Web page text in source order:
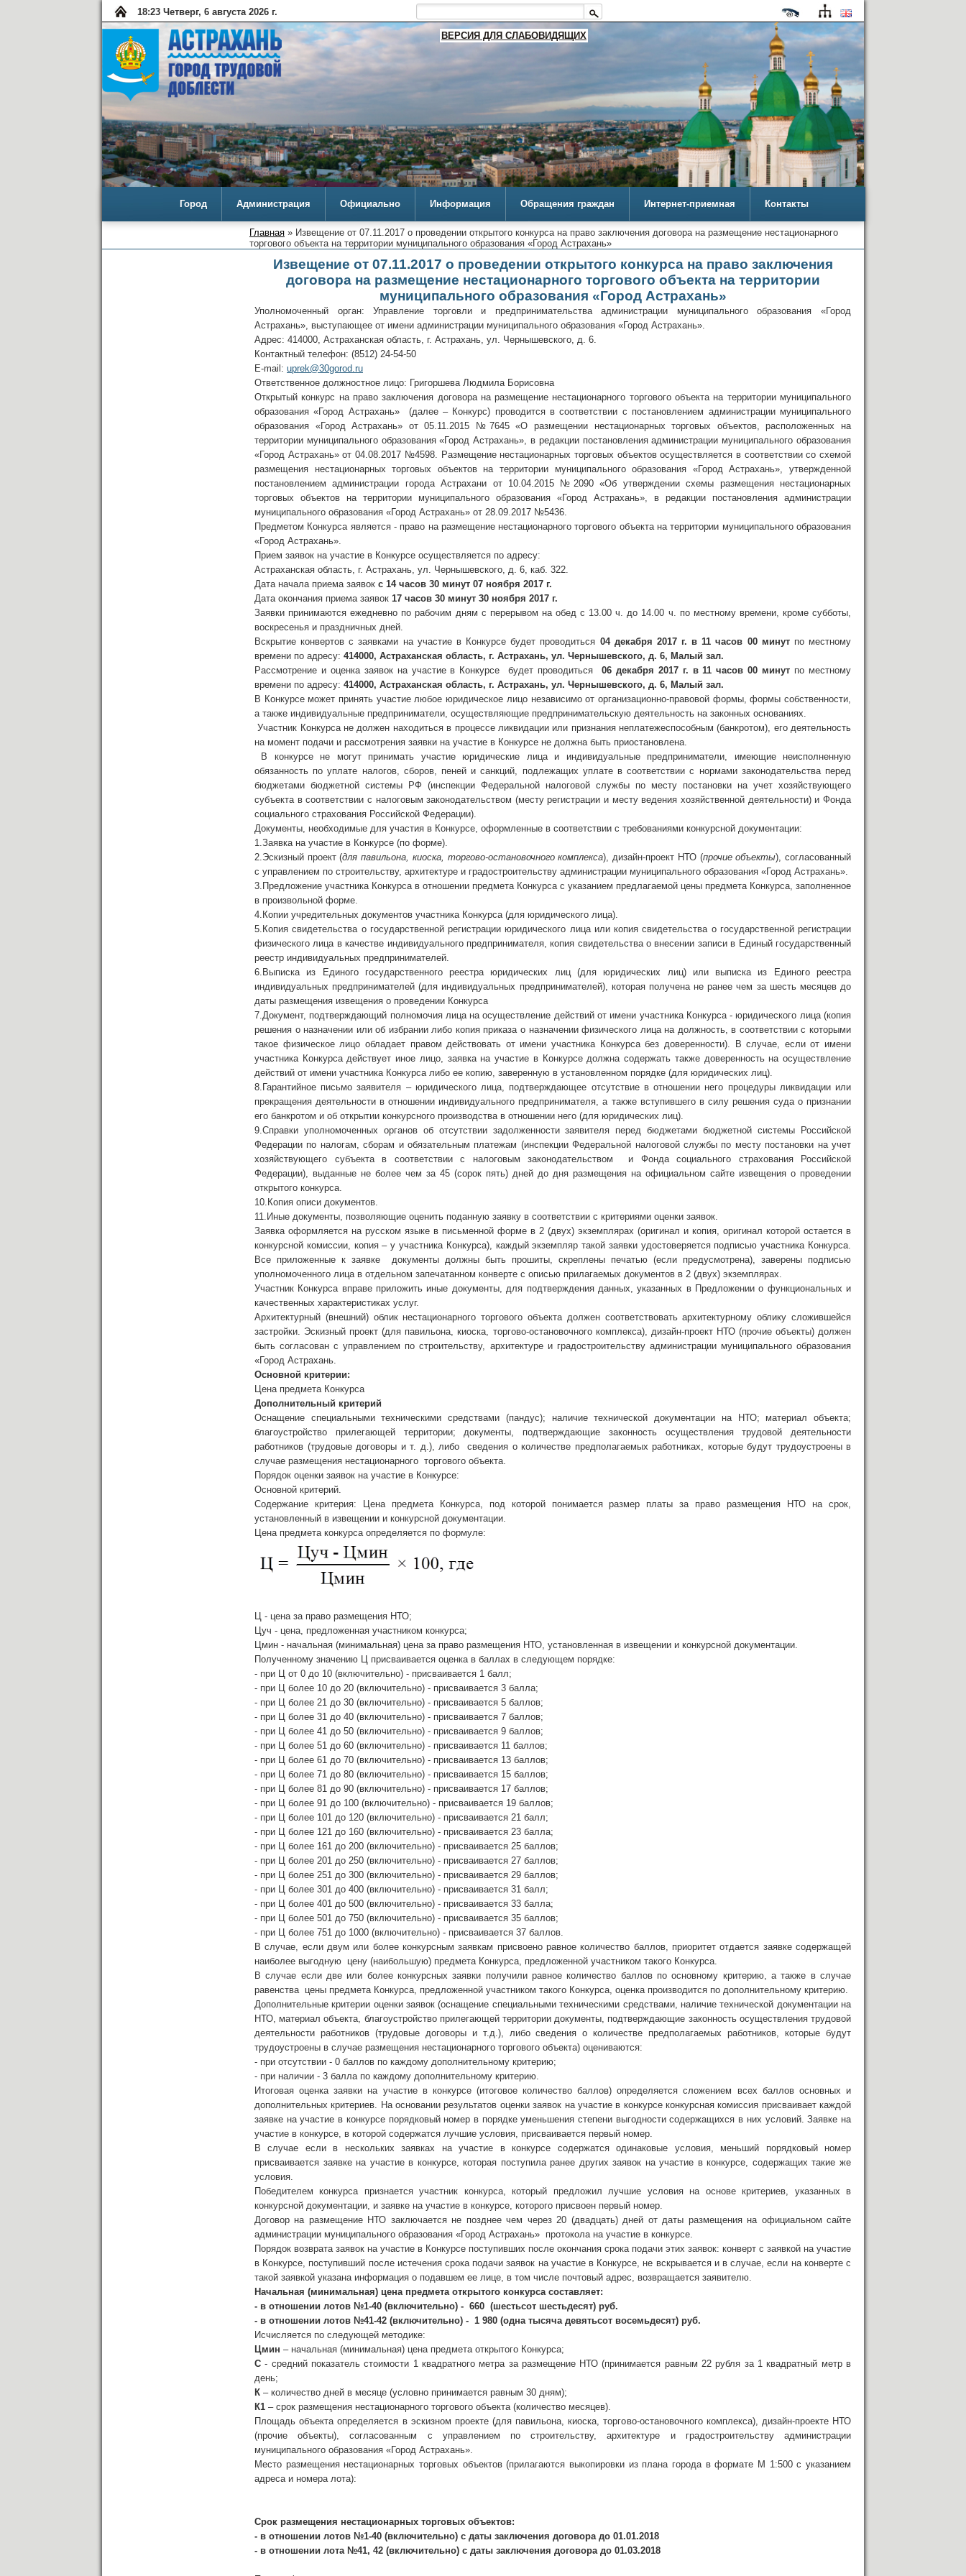
18:23 Четверг, 6 августа 2026 г.
ВЕРСИЯ ДЛЯ СЛАБОВИДЯЩИХ
Город Администрация Официально Информация Обращения граждан Интернет-приемная Контакты
Главная » Извещение от 07.11.2017 о проведении открытого конкурса на право заключения договора на размещение нестационарного
торгового объекта на территории муниципального образования «Город Астрахань»
Извещение от 07.11.2017 о проведении открытого конкурса на право заключения
договора на размещение нестационарного торгового объекта на территории
муниципального образования «Город Астрахань»
Уполномоченный орган: Управление торговли и предпринимательства администрации муниципального образования «Город
Астрахань», выступающее от имени администрации муниципального образования «Город Астрахань».
Адрес: 414000, Астраханская область, г. Астрахань, ул. Чернышевского, д. 6.
Контактный телефон: (8512) 24-54-50
E-mail: uprek@30gorod.ru
Ответственное должностное лицо: Григоршева Людмила Борисовна
Открытый конкурс на право заключения договора на размещение нестационарного торгового объекта на территории муниципального
образования «Город Астрахань» (далее – Конкурс) проводится в соответствии с постановлением администрации муниципального
образования «Город Астрахань» от 05.11.2015 №7645 «О размещении нестационарных торговых объектов, расположенных на
территории муниципального образования «Город Астрахань», в редакции постановления администрации муниципального образования
«Город Астрахань» от 04.08.2017 №4598. Размещение нестационарных торговых объектов осуществляется в соответствии со схемой
размещения нестационарных торговых объектов на территории муниципального образования «Город Астрахань», утвержденной
постановлением администрации города Астрахани от 10.04.2015 №2090 «Об утверждении схемы размещения нестационарных
торговых объектов на территории муниципального образования «Город Астрахань», в редакции постановления администрации
муниципального образования «Город Астрахань» от 28.09.2017 №5436.
Предметом Конкурса является - право на размещение нестационарного торгового объекта на территории муниципального образования
«Город Астрахань».
Прием заявок на участие в Конкурсе осуществляется по адресу:
Астраханская область, г. Астрахань, ул. Чернышевского, д. 6, каб. 322.
Дата начала приема заявок с 14 часов 30 минут 07 ноября 2017 г.
Дата окончания приема заявок 17 часов 30 минут 30 ноября 2017 г.
Заявки принимаются ежедневно по рабочим дням с перерывом на обед с 13.00 ч. до 14.00 ч. по местному времени, кроме субботы,
воскресенья и праздничных дней.
Вскрытие конвертов с заявками на участие в Конкурсе будет проводиться 04 декабря 2017 г. в 11 часов 00 минутпо местному
времени по адресу: 414000, Астраханская область, г. Астрахань, ул. Чернышевского, д. 6, Малый зал.
Рассмотрение и оценка заявок на участие в Конкурсе будет проводиться
06 декабря 2017 г. в 11 часов 00 минут по местному
времени по адресу: 414000, Астраханская область, г. Астрахань, ул. Чернышевского, д. 6, Малый зал.
В Конкурсе может принять участие любое юридическое лицо независимо от организационно-правовой формы, формы собственности,
а также индивидуальные предприниматели, осуществляющие предпринимательскую деятельность на законных основаниях.
Участник Конкурса не должен находиться в процессе ликвидации или признания неплатежеспособным (банкротом), его деятельность
на момент подачи и рассмотрения заявки на участие в Конкурсе не должна быть приостановлена.
В конкурсе не могут принимать участие юридические лица и индивидуальные предприниматели, имеющие неисполненную
обязанность по уплате налогов, сборов, пеней и санкций, подлежащих уплате в соответствии с нормами законодательства перед
бюджетами бюджетной системы РФ (инспекции Федеральной налоговой службы по месту постановки на учет хозяйствующего
субъекта в соответствии с налоговым законодательством (месту регистрации и месту ведения хозяйственной деятельности) и Фонда
социального страхования Российской Федерации).
Документы, необходимые для участия в Конкурсе, оформленные в соответствии с требованиями конкурсной документации:
1.Заявка на участие в Конкурсе (по форме).
2.Эскизный проект (для павильона, киоска, торгово-остановочного комплекса), дизайн-проект НТО (прочие объекты), согласованный
с управлением по строительству, архитектуре и градостроительству администрации муниципального образования «Город Астрахань».
3.Предложение участника Конкурса в отношении предмета Конкурса с указанием предлагаемой цены предмета Конкурса, заполненное
в произвольной форме.
4.Копии учредительных документов участника Конкурса (для юридического лица).
5.Копия свидетельства о государственной регистрации юридического лица или копия свидетельства о государственной регистрации
физического лица в качестве индивидуального предпринимателя, копия свидетельства о внесении записи в Единый государственный
реестр индивидуальных предпринимателей.
6.Выписка из Единого государственного реестра юридических лиц (для юридических лиц) или выписка из Единого реестра
индивидуальных предпринимателей (для индивидуальных предпринимателей), которая получена не ранее чем за шесть месяцев до
даты размещения извещения о проведении Конкурса
7.Документ, подтверждающий полномочия лица на осуществление действий от имени участника Конкурса - юридического лица (копия
решения о назначении или об избрании либо копия приказа о назначении физического лица на должность, в соответствии с которыми
такое физическое лицо обладает правом действовать от имени участника Конкурса без доверенности). В случае, если от имени
участника Конкурса действует иное лицо, заявка на участие в Конкурсе должна содержать также доверенность на осуществление
действий от имени участника Конкурса либо ее копию, заверенную в установленном порядке (для юридических лиц).
8.Гарантийное письмо заявителя – юридического лица, подтверждающее отсутствие в отношении него процедуры ликвидации или
прекращения деятельности в отношении индивидуального предпринимателя, а также вступившего в силу решения суда о признании
его банкротом и об открытии конкурсного производства в отношении него (для юридических лиц).
9.Справки уполномоченных органов об отсутствии задолженности заявителя перед бюджетами бюджетной системы Российской
Федерации по налогам, сборам и обязательным платежам (инспекции Федеральной налоговой службы по месту постановки на учет
хозяйствующего субъекта в соответствии с налоговым законодательством и Фонда социального страхования Российской
Федерации), выданные не более чем за 45 (сорок пять) дней до дня размещения на официальном сайте извещения о проведении
открытого конкурса.
10.Копия описи документов.
11.Иные документы, позволяющие оценить поданную заявку в соответствии с критериями оценки заявок.
Заявка оформляется на русском языке в письменной форме в 2 (двух) экземплярах (оригинал и копия, оригинал которой остается в
конкурсной комиссии, копия – у участника Конкурса), каждый экземпляр такой заявки удостоверяется подписью участника Конкурса.
Все приложенные к заявке документы должны быть прошиты, скреплены печатью (если предусмотрена), заверены подписью
уполномоченного лица в отдельном запечатанном конверте с описью прилагаемых документов в 2 (двух) экземплярах.
Участник Конкурса вправе приложить иные документы, для подтверждения данных, указанных в Предложении о функциональных и
качественных характеристиках услуг.
Архитектурный (внешний) облик нестационарного торгового объекта должен соответствовать архитектурному облику сложившейся
застройки. Эскизный проект (для павильона, киоска, торгово-остановочного комплекса), дизайн-проект НТО (прочие объекты) должен
быть согласован с управлением по строительству, архитектуре и градостроительству администрации муниципального образования
«Город Астрахань.
Основной критерии:
Цена предмета Конкурса
Дополнительный критерий
Оснащение специальными техническими средствами (пандус); наличие технической документации на НТО; материал объекта;
благоустройство прилегающей территории; документы, подтверждающие законность осуществления трудовой деятельности
работников (трудовые договоры и т. д.), либо сведения о количестве предполагаемых работниках, которые будут трудоустроены в
случае размещения нестационарного торгового объекта.
Порядок оценки заявок на участие в Конкурсе:
Основной критерий.
Содержание критерия: Цена предмета Конкурса, под которой понимается размер платы за право размещения НТО на срок,
установленный в извещении и конкурсной документации.
Цена предмета конкурса определяется по формуле:
Ц - цена за право размещения НТО;
Цуч - цена, предложенная участником конкурса;
Цмин - начальная (минимальная) цена за право размещения НТО, установленная в извещении и конкурсной документации.
Полученному значению Ц присваивается оценка в баллах в следующем порядке:
- при Ц от 0 до 10 (включительно) - присваивается 1 балл;
- при Ц более 10 до 20 (включительно) - присваивается 3 балла;
- при Ц более 21 до 30 (включительно) - присваивается 5 баллов;
- при Ц более 31 до 40 (включительно) - присваивается 7 баллов;
- при Ц более 41 до 50 (включительно) - присваивается 9 баллов;
- при Ц более 51 до 60 (включительно) - присваивается 11 баллов;
- при Ц более 61 до 70 (включительно) - присваивается 13 баллов;
- при Ц более 71 до 80 (включительно) - присваивается 15 баллов;
- при Ц более 81 до 90 (включительно) - присваивается 17 баллов;
- при Ц более 91 до 100 (включительно) - присваивается 19 баллов;
- при Ц более 101 до 120 (включительно) - присваивается 21 балл;
- при Ц более 121 до 160 (включительно) - присваивается 23 балла;
- при Ц более 161 до 200 (включительно) - присваивается 25 баллов;
- при Ц более 201 до 250 (включительно) - присваивается 27 баллов;
- при Ц более 251 до 300 (включительно) - присваивается 29 баллов;
- при Ц более 301 до 400 (включительно) - присваивается 31 балл;
- при Ц более 401 до 500 (включительно) - присваивается 33 балла;
- при Ц более 501 до 750 (включительно) - присваивается 35 баллов;
- при Ц более 751 до 1000 (включительно) - присваивается 37 баллов.
В случае, если двум или более конкурсным заявкам присвоено равное количество баллов, приоритет отдается заявке содержащей
наиболее выгодную цену (наибольшую) предмета Конкурса, предложенной участником такого Конкурса.
В случае если две или более конкурсных заявки получили равное количество баллов по основному критерию, а также в случае
равенства цены предмета Конкурса, предложенной участником такого Конкурса, оценка производится по дополнительному критерию.
Дополнительные критерии оценки заявок (оснащение специальными техническими средствами, наличие технической документации на
НТО, материал объекта, благоустройство прилегающей территории документы, подтверждающие законность осуществления трудовой
деятельности работников (трудовые договоры и т.д.), либо сведения о количестве предполагаемых работников, которые будут
трудоустроены в случае размещения нестационарного торгового объекта) оцениваются:
- при отсутствии - 0 баллов по каждому дополнительному критерию;
- при наличии - 3 балла по каждому дополнительному критерию.
Итоговая оценка заявки на участие в конкурсе (итоговое количество баллов) определяется сложением всех баллов основных и
дополнительных критериев. На основании результатов оценки заявок на участие в конкурсе конкурсная комиссия присваивает каждой
заявке на участие в конкурсе порядковый номер в порядке уменьшения степени выгодности содержащихся в них условий. Заявке на
участие в конкурсе, в которой содержатся лучшие условия, присваивается первый номер.
В случае если в нескольких заявках на участие в конкурсе содержатся одинаковые условия, меньший порядковый номер
присваивается заявке на участие в конкурсе, которая поступила ранее других заявок на участие в конкурсе, содержащих такие же
условия.
Победителем конкурса признается участник конкурса, который предложил лучшие условия на основе критериев, указанных в
конкурсной документации, и заявке на участие в конкурсе, которого присвоен первый номер.
Договор на размещение НТО заключается не позднее чем через 20 (двадцать) дней от даты размещения на официальном сайте
администрации муниципального образования «Город Астрахань» протокола на участие в конкурсе.
Порядок возврата заявок на участие в Конкурсе поступивших после окончания срока подачи этих заявок: конверт с заявкой на участие
в Конкурсе, поступивший после истечения срока подачи заявок на участие в Конкурсе, не вскрывается и в случае, если на конверте с
такой заявкой указана информация о подавшем ее лице, в том числе почтовый адрес, возвращается заявителю.
Начальная (минимальная) цена предмета открытого конкурса составляет:
- в отношении лотов №1-40 (включительно) - 660 (шестьсот шестьдесят) руб.
- в отношении лотов №41-42 (включительно) - 1 980 (одна тысяча девятьсот восемьдесят) руб.
Исчисляется по следующей методике:
Цмин – начальная (минимальная) цена предмета открытого Конкурса;
С - средний показатель стоимости 1 квадратного метра за размещение НТО (принимается равным 22 рубля за 1 квадратный метр в
день;
К – количество дней в месяце (условно принимается равным 30 дням);
К1 – срок размещения нестационарного торгового объекта (количество месяцев).
Площадь объекта определяется в эскизном проекте (для павильона, киоска, торгово-остановочного комплекса), дизайн-проекте НТО
(прочие объекты), согласованным с управлением по строительству, архитектуре и градостроительству администрации
муниципального образования «Город Астрахань».
Место размещения нестационарных торговых объектов (прилагаются выкопировки из плана города в формате М 1:500 с указанием
адреса и номера лота):
Срок размещения нестационарных торговых объектов:
- в отношении лотов №1-40 (включительно) с даты заключения договора до 01.01.2018
- в отношении лота №41, 42 (включительно) с даты заключения договора до 01.03.2018